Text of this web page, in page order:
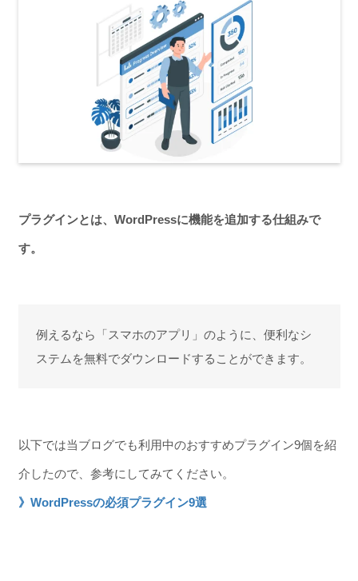
プラグインとは、WordPressに機能を追加する仕組みで
す。
例えるなら「スマホのアプリ」のように、便利なシ
ステムを無料でダウンロードすることができます。
以下では当ブログでも利用中のおすすめプラグイン9個を紹
介したので、参考にしてみてください。
》WordPressの必須プラグイン9選